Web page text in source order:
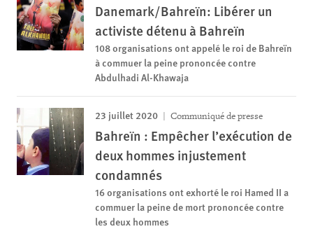
Danemark/Bahreïn: Libérer un
activiste détenu à Bahreïn
108 organisations ont appelé le roi de Bahreïn
à commuer la peine prononcée contre
Abdulhadi Al-Khawaja
23 juillet 2020 Communiqué de presse
Bahreïn : Empêcher l’exécution de
deux hommes injustement
condamnés
16 organisations ont exhorté le roi Hamed II a
commuer la peine de mort prononcée contre
les deux hommes